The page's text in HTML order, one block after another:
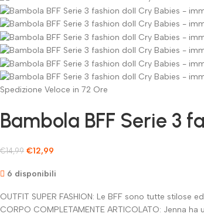
Spedizione Veloce in 72 Ore
Bambola BFF Serie 3
€14,99 €12,99
6 disponibili
OUTFIT SUPER FASHION: Le BFF sono tutte
CORPO COMPLETAMENTE ARTICOLATO: Jenna